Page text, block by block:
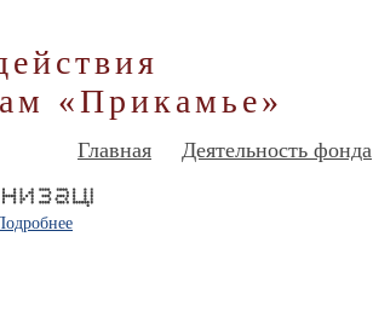
«Прикамье»
Главная Деятельность фонда